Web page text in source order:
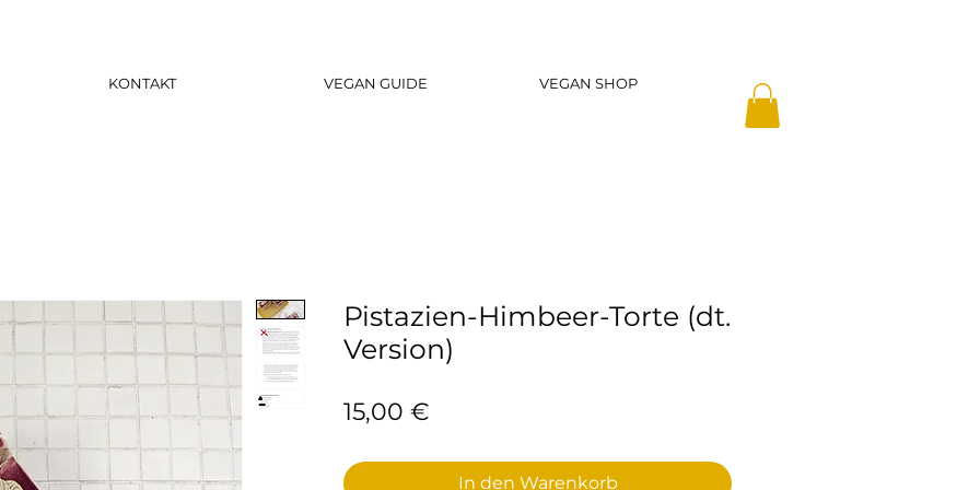
KONTAKT VEGAN GUIDE VEGAN SHOP
Pistazien-Himbeer-Torte (dt.
Version)
15,00 €
In den Warenkorb